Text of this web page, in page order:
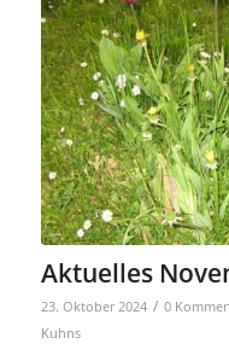
Aktuelles
23. Oktober 2024 / 0
Kuhns